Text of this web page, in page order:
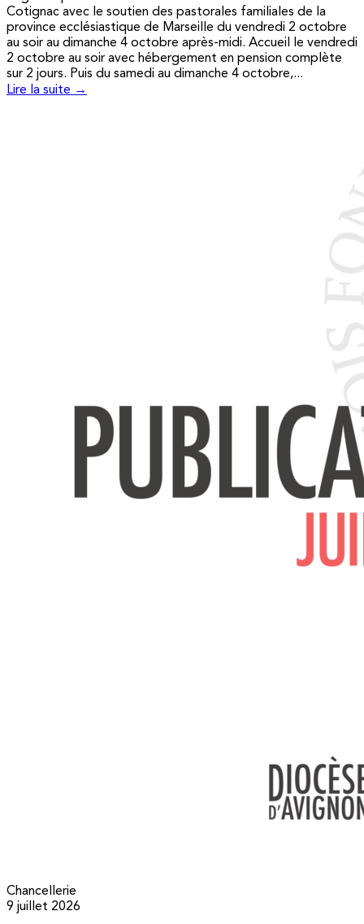
Cotignac avec le soutien des pastorales familiales de la
province ecclésiastique de Marseille du vendredi 2 octobre
au soir au dimanche 4 octobre après-midi. Accueil le vendredi
2 octobre au soir avec hébergement en pension complète
sur 2 jours. Puis du samedi au dimanche 4 octobre,...
Lire la suite →
Chancellerie
9 juillet 2026